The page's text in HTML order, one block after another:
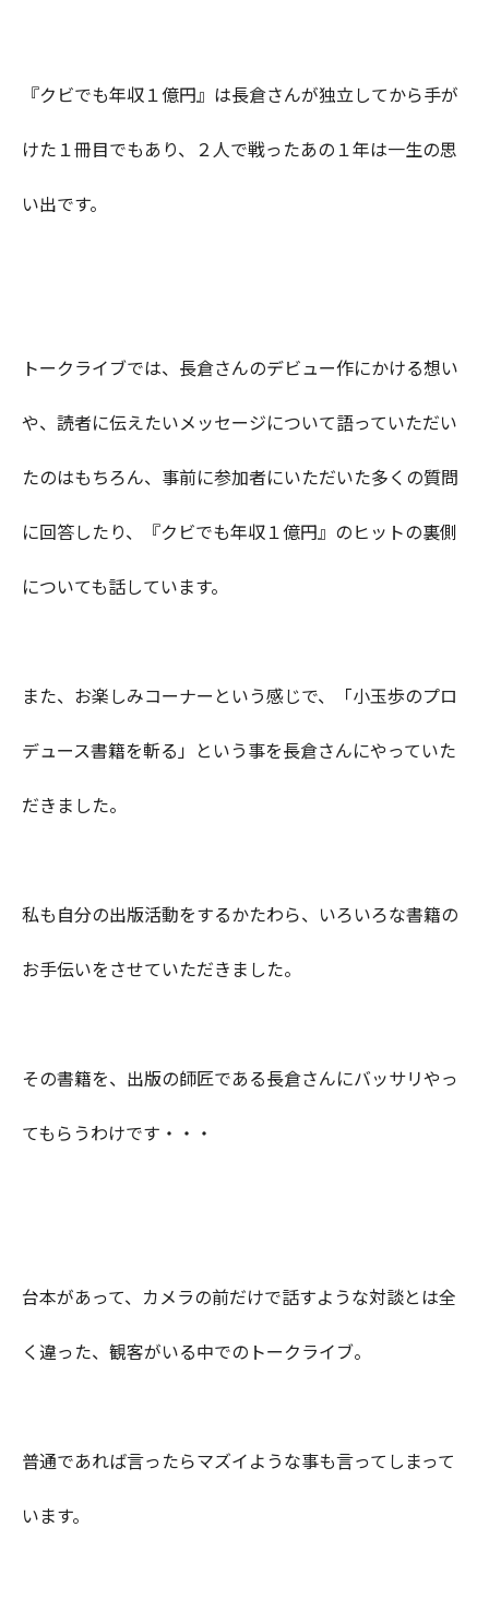
『クビでも年収１億円』は長倉さんが独立してから手が
けた１冊目でもあり、２人で戦ったあの１年は一生の思
い出です。
トークライブでは、長倉さんのデビュー作にかける想い
や、読者に伝えたいメッセージについて語っていただい
たのはもちろん、事前に参加者にいただいた多くの質問
に回答したり、『クビでも年収１億円』のヒットの裏側
についても話しています。
また、お楽しみコーナーという感じで、「小玉歩のプロ
デュース書籍を斬る」という事を長倉さんにやっていた
だきました。
私も自分の出版活動をするかたわら、いろいろな書籍の
お手伝いをさせていただきました。
その書籍を、出版の師匠である長倉さんにバッサリやっ
てもらうわけです・・・
台本があって、カメラの前だけで話すような対談とは全
く違った、観客がいる中でのトークライブ。
普通であれば言ったらマズイような事も言ってしまって
います。